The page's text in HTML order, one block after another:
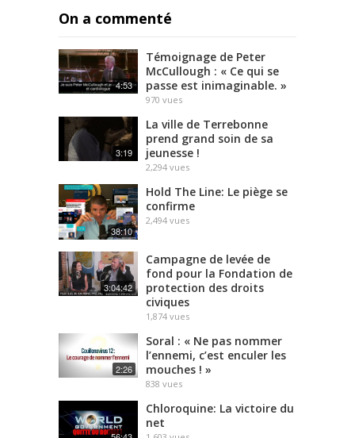
On a commenté
4:53
Témoignage de Peter
McCullough : « Ce qui se
passe est inimaginable. »
970 vues
3:19
La ville de Terrebonne
prend grand soin de sa
jeunesse !
2,294 vues
38:10
Hold The Line: Le piège se
confirme
2,494 vues
3:04:42
Campagne de levée de
fond pour la Fondation de
protection des droits
civiques
1,874 vues
2:26
Soral : « Ne pas nommer
l’ennemi, c’est enculer les
mouches ! »
838 vues
Chloroquine: La victoire du
net